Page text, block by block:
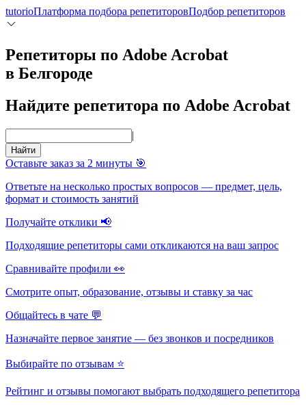
tutorioПлатформа подбора репетиторовПодбор репетиторов
Репетиторы по Adobe Acrobat
в Белгороде
Найдите репетитора по Adobe Acrobat
|
Найти
Оставьте заказ за 2 минуты 🎯
Ответьте на несколько простых вопросов — предмет, цель,
формат и стоимость занятий
Получайте отклики 📢
Подходящие репетиторы сами откликаются на ваш запрос
Сравнивайте профили 👀
Смотрите опыт, образование, отзывы и ставку за час
Общайтесь в чате 💬
Назначайте первое занятие — без звонков и посредников
Выбирайте по отзывам ⭐
Рейтинг и отзывы помогают выбрать подходящего репетитора